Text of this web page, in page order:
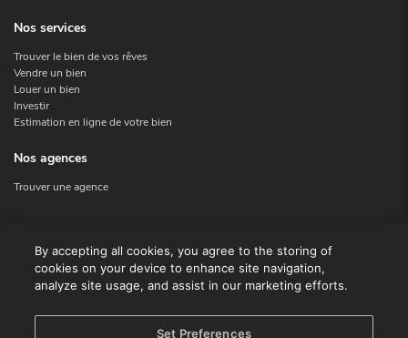
Nos services
Trouver le bien de vos rêves
Vendre un bien
Louer un bien
Investir
Estimation en ligne de votre bien
Nos agences
Trouver une agence
Contact
Facebook
By accepting all cookies, you agree to the storing of
cookies on your device to enhance site navigation,
analyze site usage, and assist in our marketing efforts.
Set Preferences